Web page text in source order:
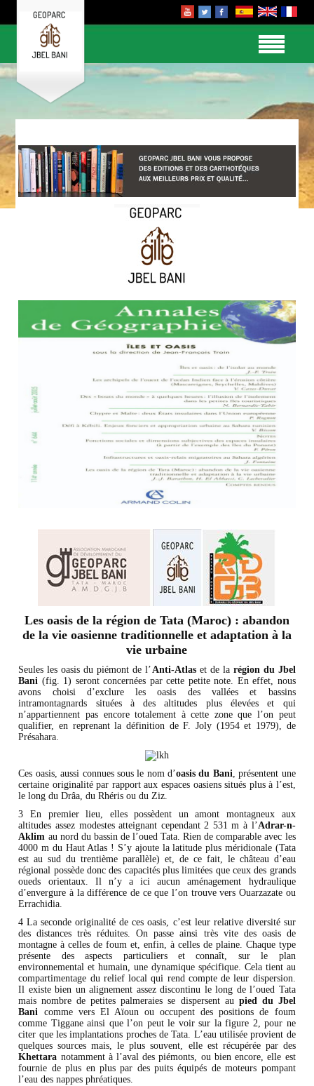
Les oasis de la région de Tata (Maroc) : abandon
de la vie oasienne traditionnelle et adaptation à la
vie urbaine
Seules les oasis du piémont de l’Anti-Atlas et de la région du Jbel
Bani (fig. 1) seront concernées par cette petite note. En effet, nous
avons choisi d’exclure les oasis des vallées et bassins
intramontagnards situées à des altitudes plus élevées et qui
n’appartiennent pas encore totalement à cette zone que l’on peut
qualifier, en reprenant la définition de F. Joly (1954 et 1979), de
Présahara.
Ces oasis, aussi connues sous le nom d’oasis du Bani, présentent une
certaine originalité par rapport aux espaces oasiens situés plus à l’est,
le long du Drâa, du Rhéris ou du Ziz.
3 En premier lieu, elles possèdent un amont montagneux aux
altitudes assez modestes atteignant cependant 2 531 m à l’Adrar-n-
Aklim au nord du bassin de l’oued Tata. Rien de comparable avec les
4000 m du Haut Atlas ! S’y ajoute la latitude plus méridionale (Tata
est au sud du trentième parallèle) et, de ce fait, le château d’eau
régional possède donc des capacités plus limitées que ceux des grands
oueds orientaux. Il n’y a ici aucun aménagement hydraulique
d’envergure à la différence de ce que l’on trouve vers Ouarzazate ou
Errachidia.
4 La seconde originalité de ces oasis, c’est leur relative diversité sur
des distances très réduites. On passe ainsi très vite des oasis de
montagne à celles de foum et, enfin, à celles de plaine. Chaque type
présente des aspects particuliers et connaît, sur le plan
environnemental et humain, une dynamique spécifique. Cela tient au
compartimentage du relief local qui rend compte de leur dispersion.
Il existe bien un alignement assez discontinu le long de l’oued Tata
mais nombre de petites palmeraies se dispersent au pied du Jbel
Bani comme vers El Aïoun ou occupent des positions de foum
comme Tiggane ainsi que l’on peut le voir sur la figure 2, pour ne
citer que les implantations proches de Tata. L’eau utilisée provient de
quelques sources mais, le plus souvent, elle est récupérée par des
Khettara notamment à l’aval des piémonts, ou bien encore, elle est
fournie de plus en plus par des puits équipés de moteurs pompant
l’eau des nappes phréatiques.